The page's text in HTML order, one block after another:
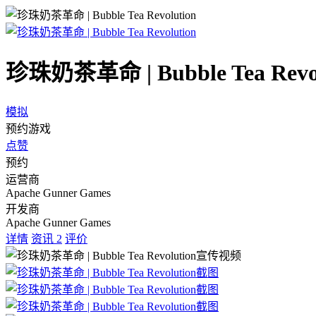
珍珠奶茶革命 | Bubble Tea
模拟
预约游戏
点赞
预约
运营商
Apache Gunner Games
开发商
Apache Gunner Games
详情 资讯 2 评价